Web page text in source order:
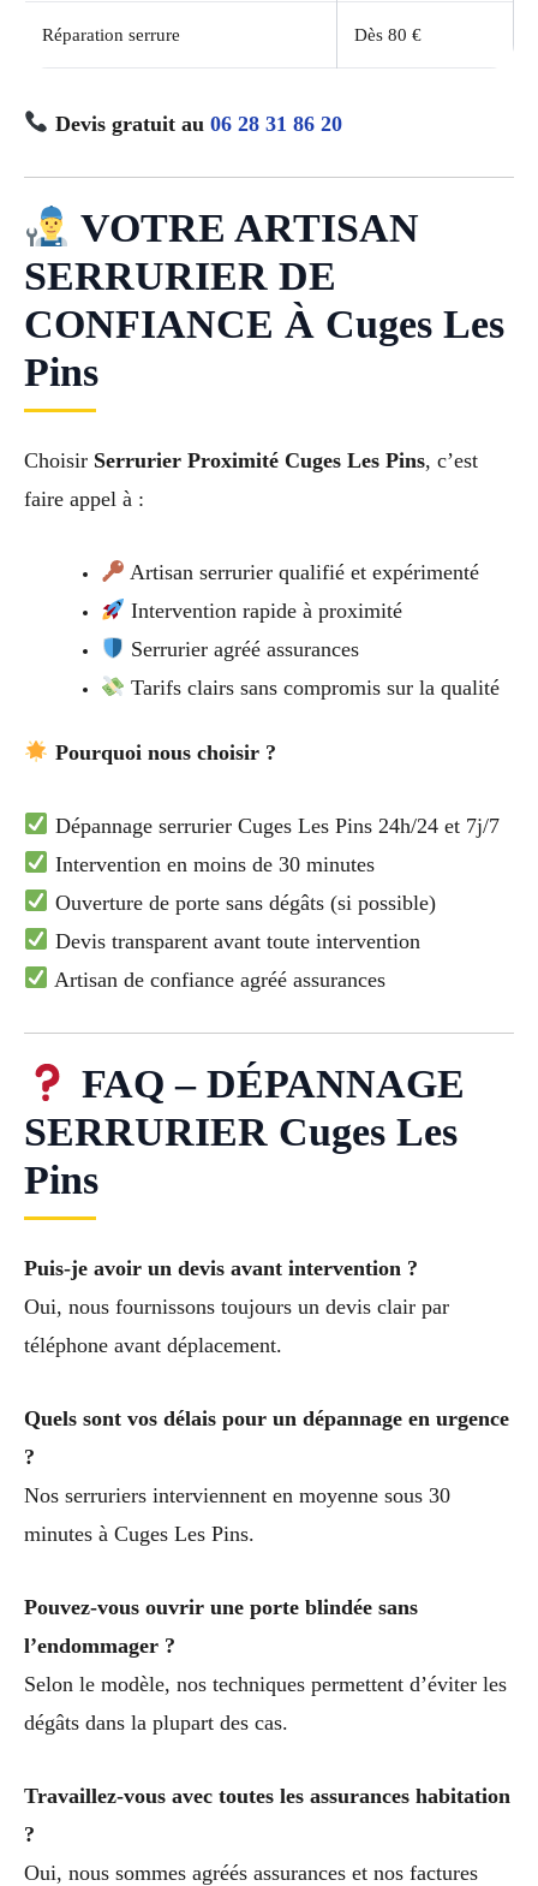
Réparation serrure Dès 80 €
Devis gratuit au 06 28 31 86 20
VOTRE ARTISAN
SERRURIER DE
CONFIANCE À Cuges Les
Pins
Choisir Serrurier Proximité Cuges Les Pins, c’est
faire appel à :
Artisan serrurier qualifié et expérimenté
Intervention rapide à proximité
Serrurier agréé assurances
Tarifs clairs sans compromis sur la qualité
Pourquoi nous choisir ?
Dépannage serrurier Cuges Les Pins 24h/24 et 7j/7
Intervention en moins de 30 minutes
Ouverture de porte sans dégâts (si possible)
Devis transparent avant toute intervention
Artisan de confiance agréé assurances
FAQ – DÉPANNAGE
SERRURIER Cuges Les
Pins
Puis-je avoir un devis avant intervention ?
Oui, nous fournissons toujours un devis clair par
téléphone avant déplacement.
Quels sont vos délais pour un dépannage en urgence
?
Nos serruriers interviennent en moyenne sous 30
minutes à Cuges Les Pins.
Pouvez-vous ouvrir une porte blindée sans
l’endommager ?
Selon le modèle, nos techniques permettent d’éviter les
dégâts dans la plupart des cas.
Travaillez-vous avec toutes les assurances habitation
?
Oui, nous sommes agréés assurances et nos factures